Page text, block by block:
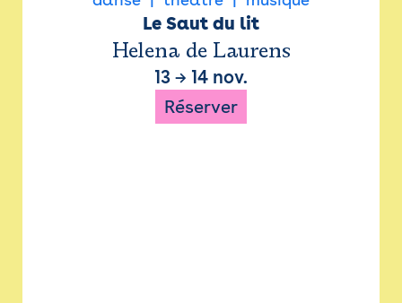
Le Saut du lit
Helena de Laurens
13 → 14 nov.
Réserver